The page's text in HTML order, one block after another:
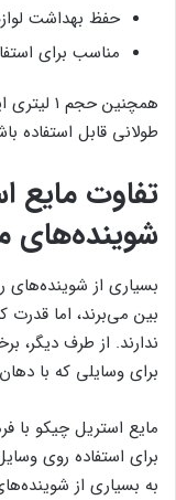
حفظ بهداشت
مناسب برای
همچنین
طولانی قابل استفاده
تفاوت مایع
شوینده‌های
بسیاری از شوینده‌های
بین می‌برند، اما
ندارند. از طرف
برای وسایلی که با
مایع استریل چیکو با
برای استفاده روی
به بسیاری از